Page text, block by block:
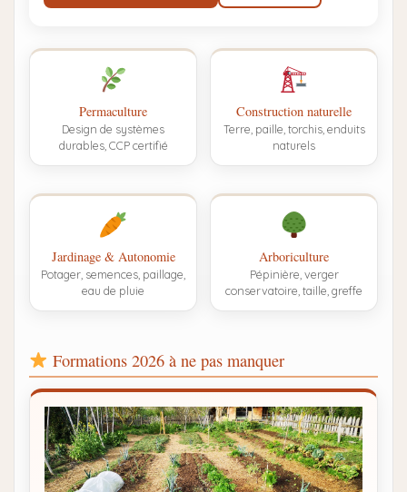
Permaculture
Design de systèmes
durables, CCP certifié
Construction naturelle
Terre, paille, torchis, enduits
naturels
Jardinage & Autonomie
Potager, semences, paillage,
eau de pluie
Arboriculture
Pépinière, verger
conservatoire, taille, greffe
Formations 2026 à ne pas manquer